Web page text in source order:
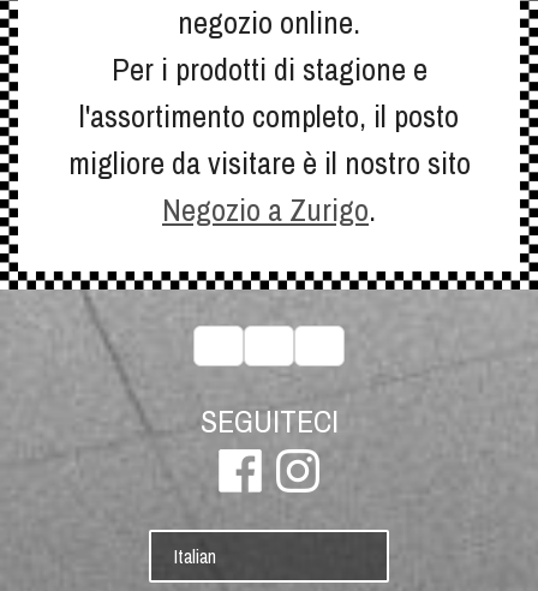
negozio online.
Per i prodotti di stagione e
l'assortimento completo, il posto
migliore da visitare è il nostro sito
Negozio a Zurigo.
SEGUITECI
Italian